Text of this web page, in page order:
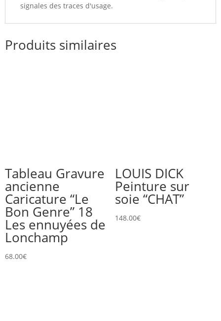
signales des traces d'usage.
Produits similaires
Tableau Gravure
ancienne
Caricature “Le
Bon Genre” 18
Les ennuyées de
Lonchamp
68.00€
LOUIS DICK
Peinture sur
soie “CHAT”
148.00€